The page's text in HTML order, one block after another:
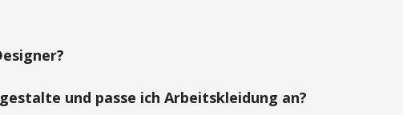
und passe ich Arbeitskleidung an?